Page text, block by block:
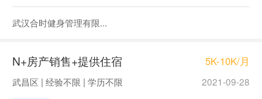
武汉合时健身管理有限...
N+房产销售+提供住宿 5K-10K/月
武昌区 | 经验不限 | 学历不限 2021-09-28